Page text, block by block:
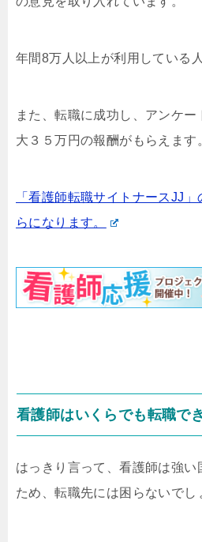
年間8万人以上が利用している
また、転職に成功し、アンケ
大３５万円の報酬がもらえます
「看護師転職サイトナースJJ
らになります。
看護師はいくらでも転職で
はっきり言って、看護師は強い
ため、転職先には困らないでし